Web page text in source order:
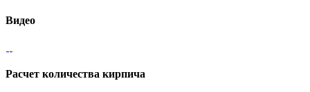
Видео
Расчет количества кирпича